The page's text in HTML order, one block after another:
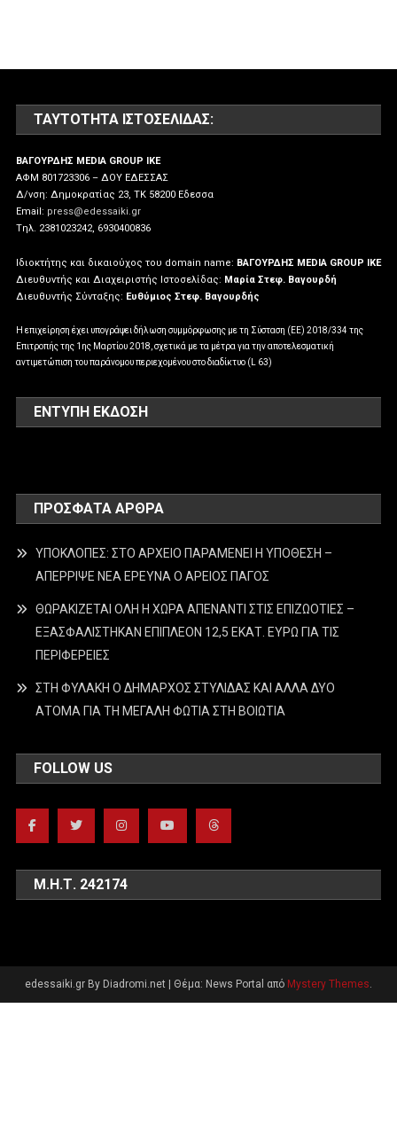
ΤΑΥΤΌΤΗΤΑ ΙΣΤΟΣΕΛΊΔΑΣ:
ΒΑΓΟΥΡΔΗΣ MEDIA GROUP IKE
ΑΦΜ 801723306 – ΔΟΥ ΕΔΕΣΣΑΣ
Δ/νση: Δημοκρατίας 23, ΤΚ 58200 Εδεσσα
Email: press@edessaiki.gr
Tηλ. 2381023242, 6930400836
Ιδιοκτήτης και δικαιούχος του domain name: ΒΑΓΟΥΡΔΗΣ MEDIA GROUP IKE
Διευθυντής και Διαχειριστής Ιστοσελίδας: Μαρία Στεφ. Βαγουρδή
Διευθυντής Σύνταξης: Ευθύμιος Στεφ. Βαγουρδής
Η επιχείρηση έχει υπογράψει δήλωση συμμόρφωσης με τη Σύσταση (ΕΕ) 2018/334 της
Επιτροπής της 1ης Μαρτίου 2018, σχετικά με τα μέτρα για την αποτελεσματική
αντιμετώπιση του παράνομου περιεχομένου στο διαδίκτυο (L 63)
ΕΝΤΥΠΗ ΕΚΔΟΣΗ
ΠΡΌΣΦΑΤΑ ΆΡΘΡΑ
ΥΠΟΚΛΟΠΕΣ: ΣΤΟ ΑΡΧΕΙΟ ΠΑΡΑΜΕΝΕΙ Η ΥΠΟΘΕΣΗ –
ΑΠΕΡΡΙΨΕ ΝΕΑ ΕΡΕΥΝΑ Ο ΑΡΕΙΟΣ ΠΑΓΟΣ
ΘΩΡΑΚΙΖΕΤΑΙ ΟΛΗ Η ΧΩΡΑ ΑΠΕΝΑΝΤΙ ΣΤΙΣ ΕΠΙΖΩΟΤΙΕΣ –
ΕΞΑΣΦΑΛΙΣΤΗΚΑΝ ΕΠΙΠΛΕΟΝ 12,5 ΕΚΑΤ. ΕΥΡΩ ΓΙΑ ΤΙΣ
ΠΕΡΙΦΕΡΕΙΕΣ
ΣΤΗ ΦΥΛΑΚΗ Ο ΔΗΜΑΡΧΟΣ ΣΤΥΛΙΔΑΣ ΚΑΙ ΑΛΛΑ ΔΥΟ
ΑΤΟΜΑ ΓΙΑ ΤΗ ΜΕΓΑΛΗ ΦΩΤΙΑ ΣΤΗ ΒΟΙΩΤΙΑ
FOLLOW US
Μ.Η.Τ. 242174
edessaiki.gr By Diadromi.net Θέμα: News Portal από Mystery Themes.